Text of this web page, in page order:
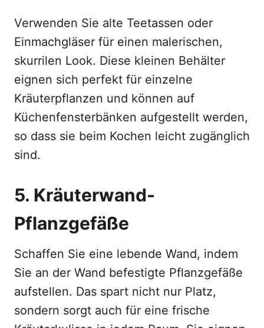
Verwenden Sie alte Teetassen oder
Einmachgläser für einen malerischen,
skurrilen Look. Diese kleinen Behälter
eignen sich perfekt für einzelne
Kräuterpflanzen und können auf
Küchenfensterbänken aufgestellt werden,
so dass sie beim Kochen leicht zugänglich
sind.
5. Kräuterwand-
Pflanzgefäße
Schaffen Sie eine lebende Wand, indem
Sie an der Wand befestigte Pflanzgefäße
aufstellen. Das spart nicht nur Platz,
sondern sorgt auch für eine frische